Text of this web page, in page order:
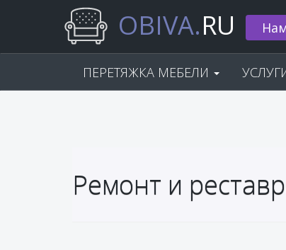
OBIVA.RU
ПЕРЕТЯЖКА МЕБЕЛИ
Ремонт и